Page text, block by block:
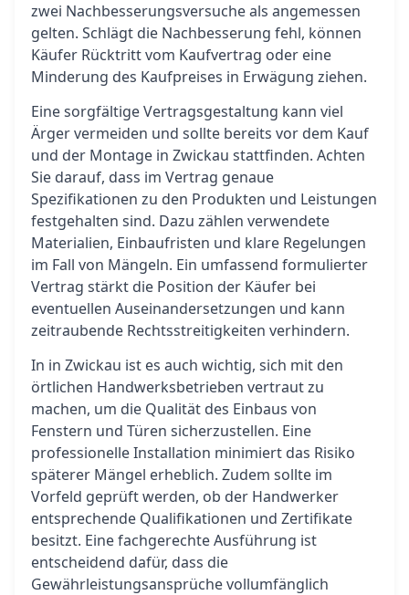
zwei Nachbesserungsversuche als angemessen
gelten. Schlägt die Nachbesserung fehl, können
Käufer Rücktritt vom Kaufvertrag oder eine
Minderung des Kaufpreises in Erwägung ziehen.
Eine sorgfältige Vertragsgestaltung kann viel
Ärger vermeiden und sollte bereits vor dem Kauf
und der Montage in Zwickau stattfinden. Achten
Sie darauf, dass im Vertrag genaue
Spezifikationen zu den Produkten und Leistungen
festgehalten sind. Dazu zählen verwendete
Materialien, Einbaufristen und klare Regelungen
im Fall von Mängeln. Ein umfassend formulierter
Vertrag stärkt die Position der Käufer bei
eventuellen Auseinandersetzungen und kann
zeitraubende Rechtsstreitigkeiten verhindern.
In in Zwickau ist es auch wichtig, sich mit den
örtlichen Handwerksbetrieben vertraut zu
machen, um die Qualität des Einbaus von
Fenstern und Türen sicherzustellen. Eine
professionelle Installation minimiert das Risiko
späterer Mängel erheblich. Zudem sollte im
Vorfeld geprüft werden, ob der Handwerker
entsprechende Qualifikationen und Zertifikate
besitzt. Eine fachgerechte Ausführung ist
entscheidend dafür, dass die
Gewährleistungsansprüche vollumfänglich